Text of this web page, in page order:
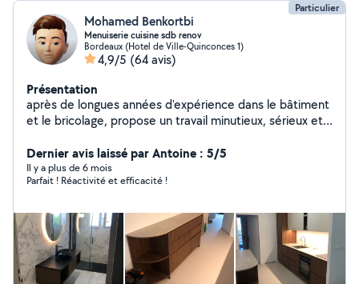
Particulier
Mohamed Benkortbi
Menuiserie cuisine sdb renov
Bordeaux (Hotel de Ville-Quinconces 1)
4,9/5 (64 avis)
Présentation
après de longues années d'expérience dans le bâtiment
et le bricolage, propose un travail minutieux, sérieux et
tapisserie, parquet, aménagement cuisine, placards,
meuble, électricité, plomberie, Bricolage Je peux vous
accompagner pendant votre projet pour vous conseiller
N'hésitez pas à me contacter
Dernier avis laissé par Antoine : 5/5
Il y a plus de 6 mois
Parfait ! Réactivité et efficacité !